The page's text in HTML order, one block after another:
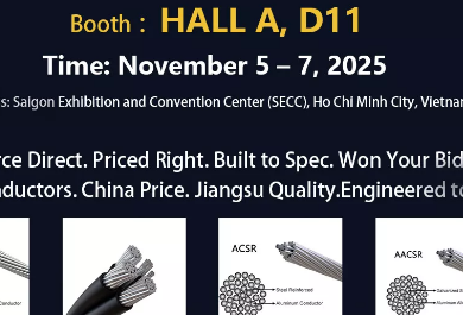
et équipements électriques reçoivent une
pour leur durabilité et leur fiabilité. Ils sont
l'humidité et le rayonnement UV. Cela les
produits chimiques et à la contrainte
en termes d'installation. Ils peuvent être
de conduits. Cette flexibilité permet une